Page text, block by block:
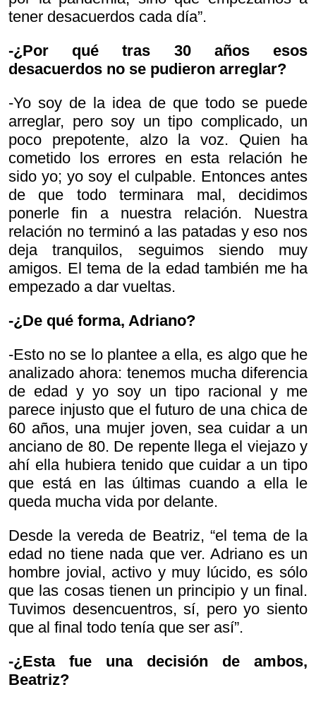
tener desacuerdos cada día”.
-¿Por qué tras 30 años esos
desacuerdos no se pudieron arreglar?
-Yo soy de la idea de que todo se puede
arreglar, pero soy un tipo complicado, un
poco prepotente, alzo la voz. Quien ha
cometido los errores en esta relación he
sido yo; yo soy el culpable. Entonces antes
de que todo terminara mal, decidimos
ponerle fin a nuestra relación. Nuestra
relación no terminó a las patadas y eso nos
deja tranquilos, seguimos siendo muy
amigos. El tema de la edad también me ha
empezado a dar vueltas.
-¿De qué forma, Adriano?
-Esto no se lo plantee a ella, es algo que he
analizado ahora: tenemos mucha diferencia
de edad y yo soy un tipo racional y me
parece injusto que el futuro de una chica de
60 años, una mujer joven, sea cuidar a un
anciano de 80. De repente llega el viejazo y
ahí ella hubiera tenido que cuidar a un tipo
que está en las últimas cuando a ella le
queda mucha vida por delante.
Desde la vereda de Beatriz, “el tema de la
edad no tiene nada que ver. Adriano es un
hombre jovial, activo y muy lúcido, es sólo
que las cosas tienen un principio y un final.
Tuvimos desencuentros, sí, pero yo siento
que al final todo tenía que ser así”.
-¿Esta fue una decisión de ambos,
Beatriz?